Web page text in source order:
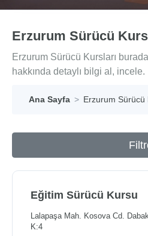
Erzurum Sürücü
Erzurum Sürücü Kursları
hakkında detaylı bilgi al, incele.
Ana Sayfa Erzurum Sürücü
Eğitim Sürücü Kursu
Lalapaşa Mah. Kosova Cd.
K:4